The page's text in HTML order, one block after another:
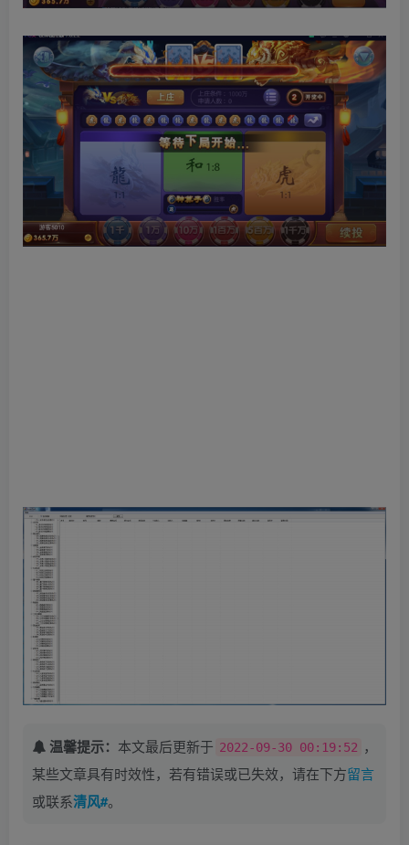
温馨提示： 本文最后更新于 2022-09-30 00:19:52
，
某些文章具有时效性，若有错误或已失效，请在下方留言
或联系清风#。